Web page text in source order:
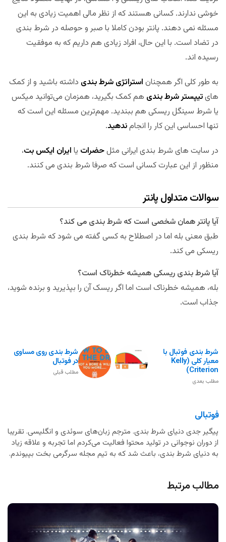
خوشی ندارند. کسانی هستند که از نظر مالی اهمیت زیادی به این
مسئله نمی دهند. پانتر بودن کاملا با صبر و حوصله در شرط بندی
در تضاد است. با این حال، افراد زیادی هم داریم که به موفقیت
رسیده اند.
به طور کلی اگر همچنان استراتژی شرط بندی داشته باشید و از کمک
هایتیپستر شرط بندی هم کمک بگیرید، همزمان می‌توانید میکس
یا شرط سینگل ریسکی هم ببندید. مهم‌ترین مسئله این است که
تنها احساسی این کار را انجامندهید.
در سایت های شرط بندی ایرانی مثلحضرات یا ایران ایکس بت،
منظور از این عبارت کسانی است که صرفا شرط بندی می کنند.
سوالات متداول پانتر
آیا پانتر همان شخصی است که شرط بندی می کند؟
طبق معنی بله اما در اصطلاح به کسی گفته می شود که شرط بندی
ریسکی می کند.
آیا شرط بندی ریسکی همیشه خطرناک است؟
بله، همیشه خطرناک است اما اگر ریسک آن را بپذیرید و برنده شوید،
جذاب است.
شرط بندی روی مساوی
در فوتبال
مطلب قبلی
شرط بندی فوتبال با
معیار کلی (Kelly
Criterion)
مطلب بعدی
فوتبالی
پیگیر جدی دنیای شرط بندی. مترجم زبان‌های سوئدی و انگلیسی. تقریبا
از دوران نوجوانی در تولید محتوا فعالیت می‌کردم اما تجربه و علاقه زیاد
به دنیای شرط بندی، باعث شد که به تیم مجله سرگرمی بخت بپیوندم.
مطالب مرتبط